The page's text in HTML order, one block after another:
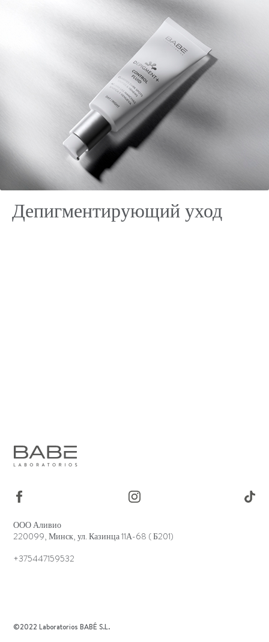
Депигментирующий уход
ООО Аливио
220099, Минск, ул. Казинца 11А-68 ( Б201)
+375447159532
©2022 Laboratorios BABÉ S.L.